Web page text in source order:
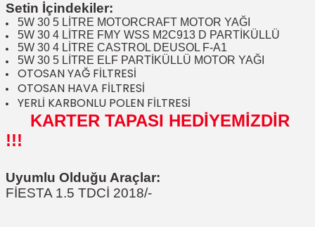
Setin İçindekiler:
5W 30 5 LİTRE MOTORCRAFT MOTOR YAĞI
5W 30 4 LİTRE FMY WSS M2C913 D PARTİKÜLLÜ
5W 30 4 LİTRE CASTROL DEUSOL F-A1
5W 30 5 LİTRE ELF PARTİKÜLLÜ MOTOR YAĞI
OTOSAN YAĞ FİLTRESİ
OTOSAN HAVA FİLTRESİ
YERLİ KARBONLU POLEN FİLTRESİ
KARTER TAPASI HEDİYEMİZDİR
!!!
Uyumlu Olduğu Araçlar:
FİESTA 1.5 TDCİ 2018/-